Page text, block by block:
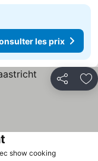
les prix
Partager
show cooking